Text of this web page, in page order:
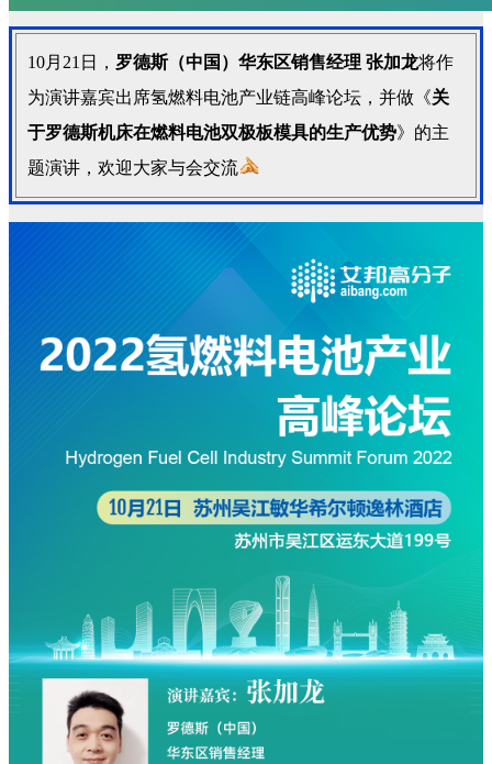
10月21日， 罗德斯（中国）华东区销售经理 张加龙将作
为演讲嘉宾出席氢燃料电池产业链高峰论坛，并做《关
于罗德斯机床在燃料电池双极板模具的生产优势》的主
题演讲，欢迎大家与会交流